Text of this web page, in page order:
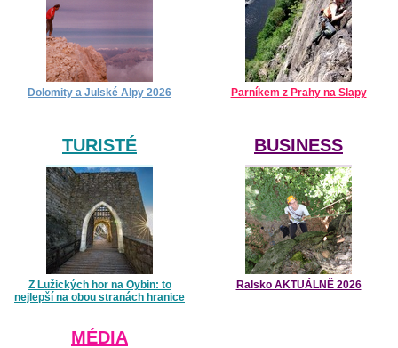
Dolomity a Julské Alpy 2026 Parníkem z Prahy na Slapy
TURISTÉ
Z Lužických hor na Oybin: to
nejlepší na obou stranách hranice
BUSINESS
Ralsko AKTUÁLNĚ 2026
MÉDIA